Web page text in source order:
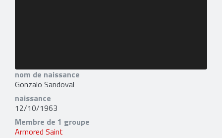
nom de naissance
Gonzalo Sandoval
naissance
12/10/1963
Membre de 1 groupe
Armored Saint